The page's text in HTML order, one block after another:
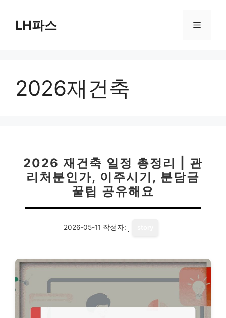
LH파스 메
2026재건축
2026 재건축 일정 총정리 | 관
리처분인가, 이주시기, 분담금
꿀팁 공유해요
2026-05-11 작성자: